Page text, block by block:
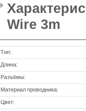
Wire 3m
Тип:
Длина:
Разъёмы:
Материал проводника:
Цвет: